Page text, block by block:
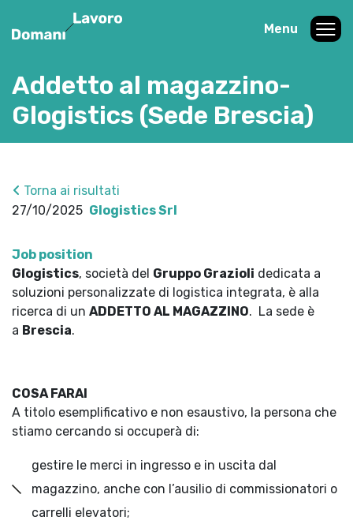
Menu
Addetto al magazzino-
Glogistics (Sede Brescia)
Torna ai risultati
27/10/2025 Glogistics Srl
Job position
Glogistics, società del Gruppo Grazioli dedicata a
soluzioni personalizzate di logistica integrata, è alla
ricerca di un ADDETTO AL MAGAZZINO. La sede è
a Brescia.
COSA FARAI
A titolo esemplificativo e non esaustivo, la persona che
stiamo cercando si occuperà di:
gestire le merci in ingresso e in uscita dal
magazzino, anche con l’ausilio di commissionatori o
carrelli elevatori;